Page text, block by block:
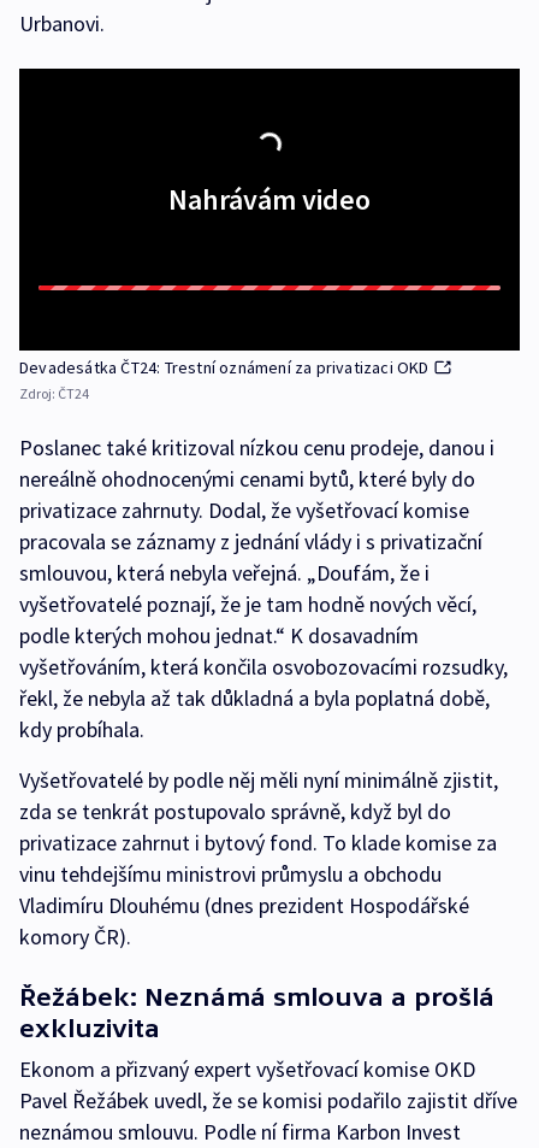
Urbanovi.
Nahrávám video
Devadesátka ČT24: Trestní oznámení za privatizaci OKD
Zdroj: ČT24
Poslanec také kritizoval nízkou cenu prodeje, danou i
nereálně ohodnocenými cenami bytů, které byly do
privatizace zahrnuty. Dodal, že vyšetřovací komise
pracovala se záznamy z jednání vlády i s privatizační
smlouvou, která nebyla veřejná. „Doufám, že i
vyšetřovatelé poznají, že je tam hodně nových věcí,
podle kterých mohou jednat.“ K dosavadním
vyšetřováním, která končila osvobozovacími rozsudky,
řekl, že nebyla až tak důkladná a byla poplatná době,
kdy probíhala.
Vyšetřovatelé by podle něj měli nyní minimálně zjistit,
zda se tenkrát postupovalo správně, když byl do
privatizace zahrnut i bytový fond. To klade komise za
vinu tehdejšímu ministrovi průmyslu a obchodu
Vladimíru Dlouhému (dnes prezident Hospodářské
komory ČR).
Řežábek: Neznámá smlouva a prošlá
exkluzivita
Ekonom a přizvaný expert vyšetřovací komise OKD
Pavel Řežábek uvedl, že se komisi podařilo zajistit dříve
neznámou smlouvu. Podle ní firma Karbon Invest